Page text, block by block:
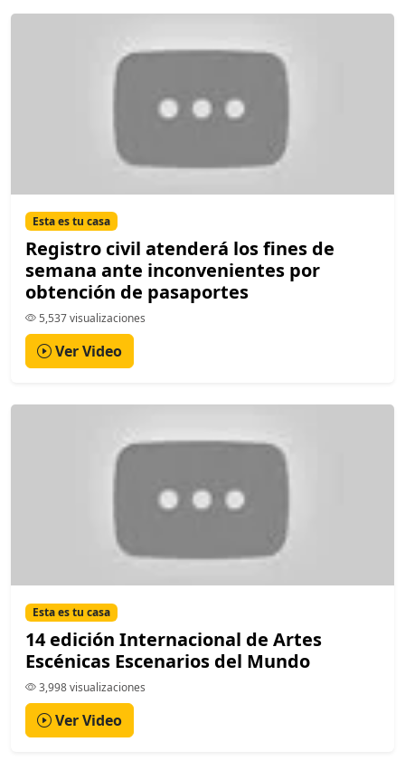
Esta es tu casa
Registro civil atenderá los fines de
semana ante inconvenientes por
obtención de pasaportes
5,537 visualizaciones
Ver Video
Esta es tu casa
14 edición Internacional de Artes
Escénicas Escenarios del Mundo
3,998 visualizaciones
Ver Video